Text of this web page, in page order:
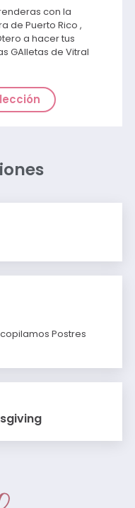
con la
de Puerto Rico ,
a hacer tus
GAlletas de Vitral
Postres